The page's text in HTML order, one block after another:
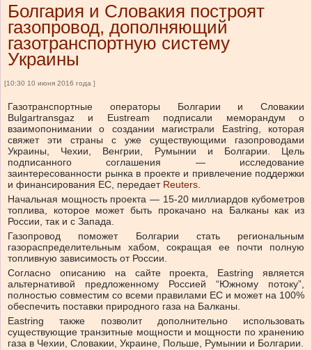
Болгария и Словакия построят
газопровод, дополняющий
газотранспортную систему
Украины
[10:30 10 июня 2016 года ]
Газотранспортные операторы Болгарии и Словакии
Bulgartransgaz и Eustream подписали меморандум о
взаимопонимании о создании магистрали Eastring, которая
свяжет эти страны с уже существующими газопроводами
Украины, Чехии, Венгрии, Румынии и Болгарии. Цель
подписанного соглашения — исследование
заинтересованности рынка в проекте и привлечение поддержки
и финансирования ЕС, передает Reuters.
Начальная мощность проекта — 15-20 миллиардов кубометров
топлива, которое может быть прокачано на Балканы как из
России, так и с Запада.
Газопровод поможет Болгарии стать региональным
газораспределительным хабом, сокращая ее почти полную
топливную зависимость от России.
Согласно описанию на сайте проекта, Eastring является
альтернативой предложенному Россией “Южному потоку”,
полностью совместим со всеми правилами ЕС и может на 100%
обеспечить поставки природного газа на Балканы.
Eastring также позволит дополнительно использовать
существующие транзитные мощности и мощности по хранению
газа в Чехии, Словакии, Украине, Польше, Румынии и Болгарии.